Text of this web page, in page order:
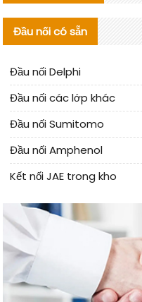
Đầu nối có sẵn
Đầu nối Delphi
Đầu nối các lớp khác
Đầu nối Sumitomo
Đầu nối Amphenol
Kết nối JAE trong kho